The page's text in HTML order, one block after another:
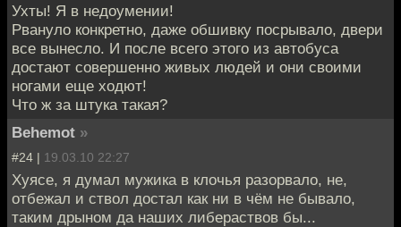
Ухты! Я в недоумении!
Рвануло конкретно, даже обшивку посрывало, двери
все вынесло. И после всего этого из автобуса
достают совершенно живых людей и они своими
ногами еще ходют!
Что ж за штука такая?
Behemot »
#24 | 19.03.10 22:27
Хуясе, я думал мужика в клочья разорвало, не,
отбежал и ствол достал как ни в чём не бывало,
таким дрыном да наших либераствов бы...